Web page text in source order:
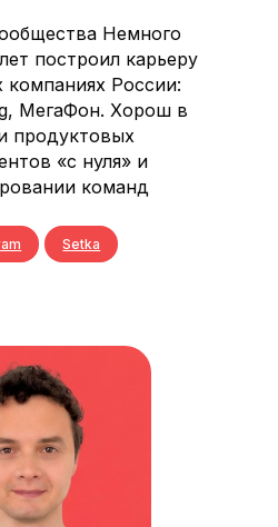
Немного
построил карьеру
компаниях России:
МегаФон. Хорош в
продуктовых
«с нуля» и
команд
Setka